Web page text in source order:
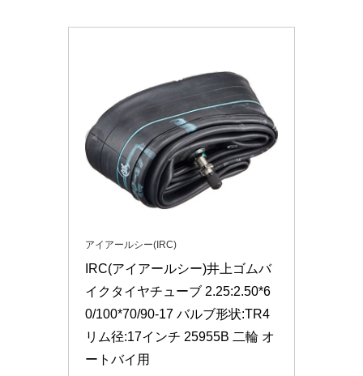
アイアールシー(IRC)
IRC(アイアールシー)井上ゴムバ
イクタイヤチューブ 2.25:2.50*6
0/100*70/90-17 バルブ形状:TR4
リム径:17インチ 25955B 二輪 オ
ートバイ用